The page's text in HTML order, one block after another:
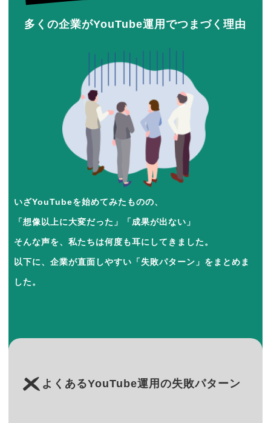
多くの企業がYouTube運用でつまづく理由
いざYouTubeを始めてみたものの、
「想像以上に大変だった」「成果が出ない」
そんな声を、私たちは何度も耳にしてきました。
以下に、企業が直面しやすい「失敗パターン」をまとめま
した。
よくあるYouTube運用の失敗パターン